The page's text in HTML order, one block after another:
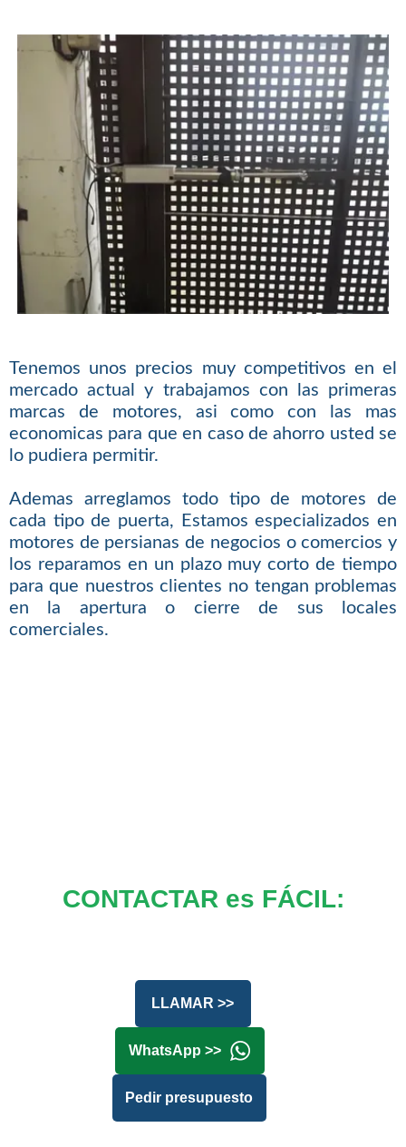
Tenemos unos precios muy competitivos en el
mercado actual y trabajamos con las primeras
marcas de motores, asi como con las mas
economicas para que en caso de ahorro usted se
lo pudiera permitir.
Ademas arreglamos todo tipo de motores de
cada tipo de puerta, Estamos especializados en
motores de persianas de negocios o comercios y
los reparamos en un plazo muy corto de tiempo
para que nuestros clientes no tengan problemas
en la apertura o cierre de sus locales
comerciales.
CONTACTAR es FÁCIL:
LLAMAR >>
WhatsApp >>
Pedir presupuesto